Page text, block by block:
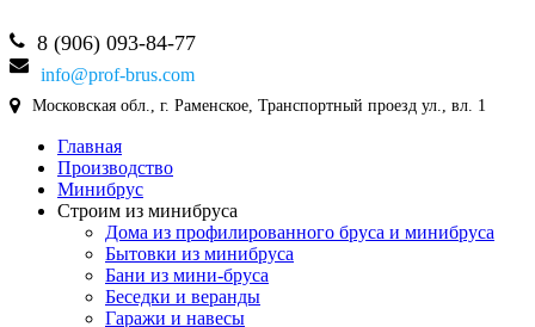
8 (906) 093-84-77
info@prof-brus.com
Московская обл., г. Раменское, Транспортный проезд ул., вл. 1
Главная
Производство
Минибрус
Строим из минибруса
Дома из профилированного бруса и минибруса
Бытовки из минибруса
Бани из мини-бруса
Беседки и веранды
Гаражи и навесы